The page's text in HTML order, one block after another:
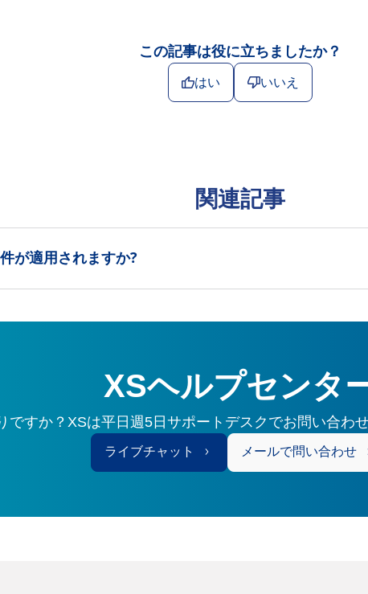
この記事は役に立ちましたか？
はい いいえ
関連記事
が適用されますか?
XSヘルプセンタ
ですか？XSは平日週5日サポートデスクでお問い合わ
ライブチャット メールで問い合わせ